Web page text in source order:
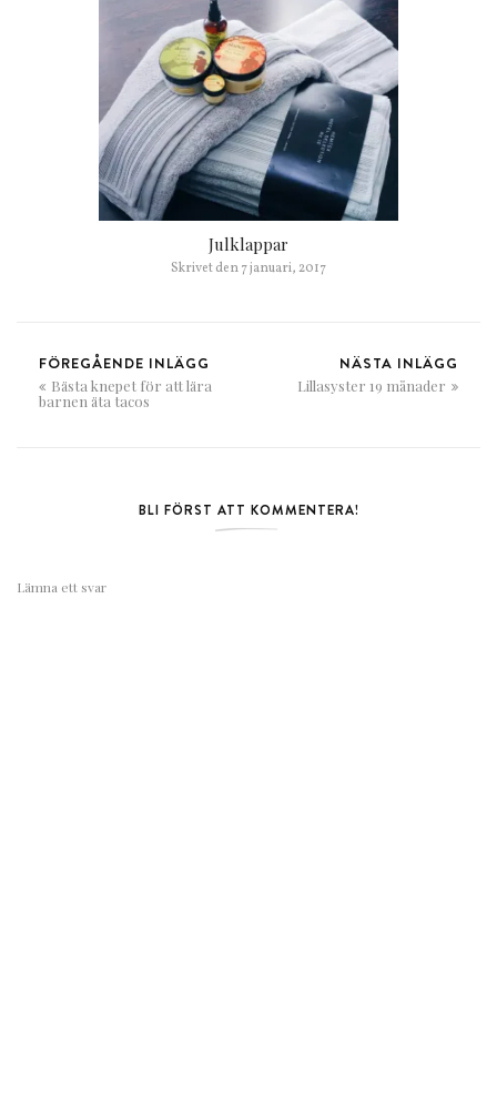
Julklappar
Skrivet den7 januari, 2017
FÖREGÅENDE INLÄGG
Bästa knepet för att lära
barnen äta tacos
NÄSTA INLÄGG
Lillasyster 19 månader
BLI FÖRST ATT KOMMENTERA!
Lämna ett svar